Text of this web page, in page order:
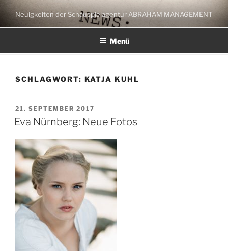
Zum
Inhalt
springen
Neuigkeiten der Schauspielagentur ABRAHAM MANAGEMENT
Menü
SCHLAGWORT: KATJA KUHL
VERÖFFENTLICHT
AM
21. SEPTEMBER 2017
Eva Nürnberg: Neue Fotos